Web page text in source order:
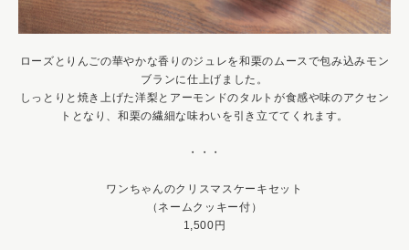
ローズとりんごの華やかな香りのジュレを和栗のムースで包み込みモン
ブランに仕上げました。
しっとりと焼き上げた洋梨とアーモンドのタルトが食感や味のアクセン
トとなり、和栗の繊細な味わいを引き立ててくれます。
・・・
ワンちゃんのクリスマスケーキセット
（ネームクッキー付）
1,500円